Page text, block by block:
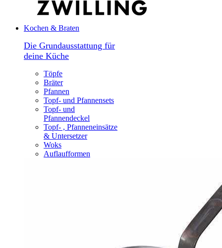
Kochen & Braten
Die Grundausstattung für
deine Küche
Töpfe
Bräter
Pfannen
Topf- und Pfannensets
Topf- und
Pfannendeckel
Topf- , Pfanneneinsätze
& Untersetzer
Woks
Auflaufformen